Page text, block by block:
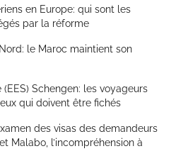
en Europe: qui sont les
par la réforme
le Maroc maintient son
Schengen: les voyageurs
qui doivent être fichés
des visas des demandeurs
Malabo, l’incompréhension à